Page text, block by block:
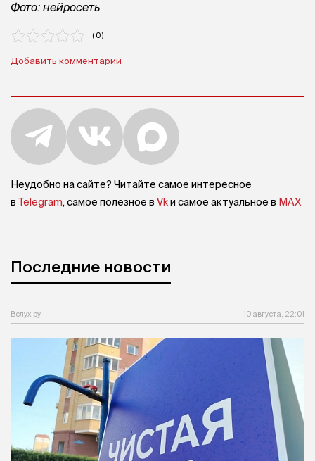
Фото: нейросеть
( 0 )
Добавить комментарий
Неудобно на сайте? Читайте самое интересное
в Telegram, самое полезное в Vkи самое актуальное в MAX
Последние новости
Вслух.ру 10 августа, 22:01